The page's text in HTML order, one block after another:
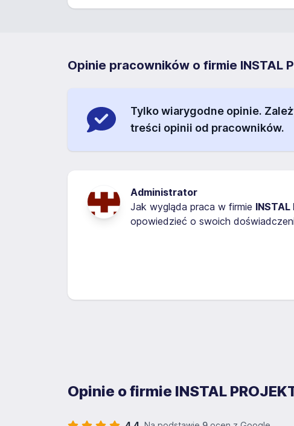
Opinie pracowników o firmie INSTAL
Tylko wiarygodne opinie.
treści opinii od pracowników.
Administrator
Jak wygląda praca w firmie INSTAL
opowiedzieć o swoich
Opinie o firmie INSTAL